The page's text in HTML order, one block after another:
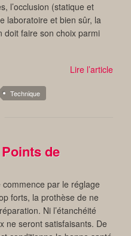
l’occlusion (statique et
laboratoire et bien sûr, la
doit faire son choix parmi
Lire l’article
Technique
de
commence par le réglage
forts, la prothèse de ne
Ni l’étanchéité
ne seront satisfaisants. De